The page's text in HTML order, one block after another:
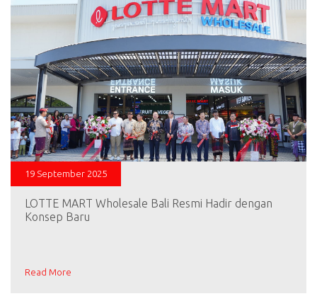
19 September 2025
LOTTE MART Wholesale Bali Resmi Hadir dengan
Konsep Baru
Read More